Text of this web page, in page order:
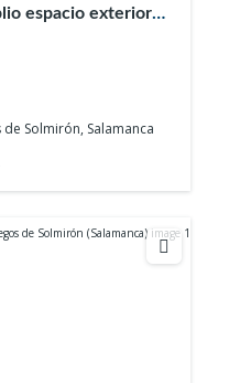
espacio exterior
Solmirón, Salamanca